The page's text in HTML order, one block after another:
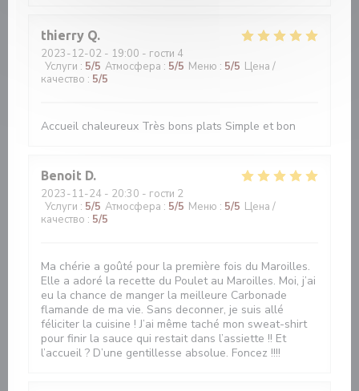
thierry Q
2023-12-02 - 19:00 - гости 4
Услуги : 5/5 Атмосфера : 5/5 Меню : 5/5 Цена /
качество : 5/5
Accueil chaleureux Très bons plats Simple et bon
Benoit D
2023-11-24 - 20:30 - гости 2
Услуги : 5/5 Атмосфера : 5/5 Меню : 5/5 Цена /
качество : 5/5
Ma chérie a goûté pour la première fois du Maroilles.
Elle a adoré la recette du Poulet au Maroilles. Moi, j’ai
eu la chance de manger la meilleure Carbonade
flamande de ma vie. Sans deconner, je suis allé
féliciter la cuisine ! J’ai même taché mon sweat-shirt
pour finir la sauce qui restait dans l’assiette !! Et
l’accueil ? D’une gentillesse absolue. Foncez !!!!